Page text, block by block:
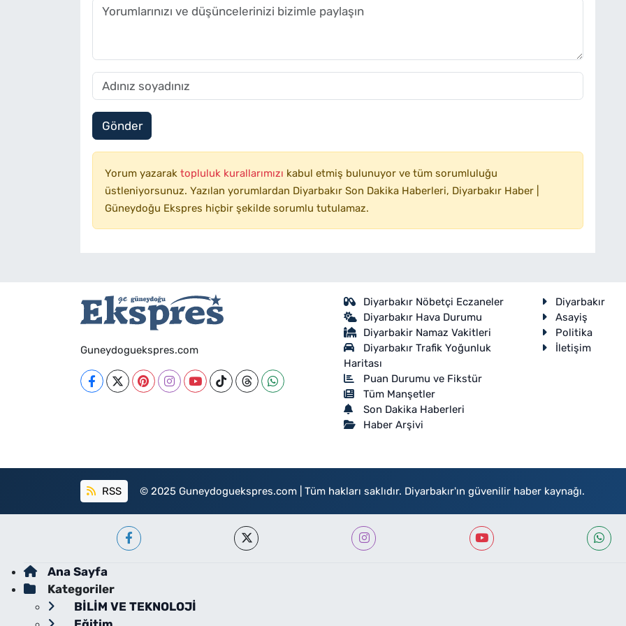
Gönder
Yorum yazarak topluluk kurallarımızı kabul etmiş bulunuyor ve tüm sorumluluğu
üstleniyorsunuz. Yazılan yorumlardan Diyarbakır Son Dakika Haberleri, Diyarbakır Haber |
Güneydoğu Ekspres hiçbir şekilde sorumlu tutulamaz.
Guneydoguekspres.com
Diyarbakır Nöbetçi Eczaneler
Diyarbakır Hava Durumu
Diyarbakir Namaz Vakitleri
Diyarbakır Trafik Yoğunluk
Haritası
Puan Durumu ve Fikstür
Tüm Manşetler
Son Dakika Haberleri
Haber Arşivi
Diyarbakır
Asayiş
Politika
İletişim
RSS © 2025 Guneydoguekspres.com | Tüm hakları saklıdır. Diyarbakır'ın güvenilir haber kaynağı.
Ana Sayfa
Kategoriler
BİLİM VE TEKNOLOJİ